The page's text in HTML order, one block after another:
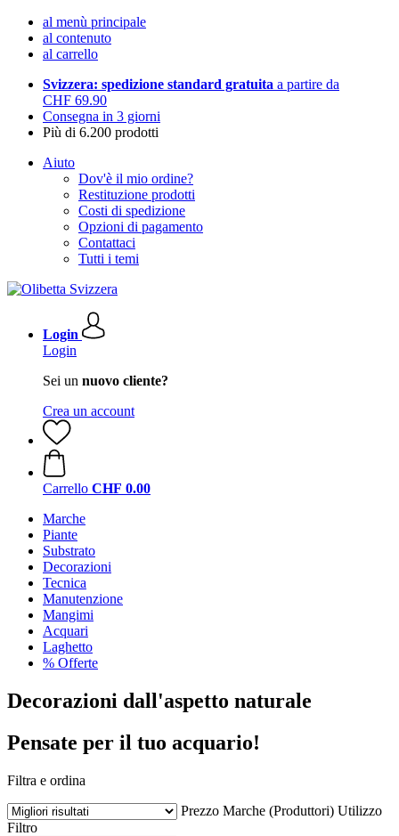
al menù principale
al contenuto
al carrello
Svizzera: spedizione standard gratuita a partire da
CHF 69.90
Consegna in 3 giorni
Più di 6.200 prodotti
Aiuto
Dov'è il mio ordine?
Restituzione prodotti
Costi di spedizione
Opzioni di pagamento
Contattaci
Tutti i temi
Login
Login
Sei un nuovo cliente?
Crea un account
Carrello CHF 0.00
Marche
Piante
Substrato
Decorazioni
Tecnica
Manutenzione
Mangimi
Acquari
Laghetto
% Offerte
Decorazioni dall'aspetto naturale
Pensate per il tuo acquario!
Filtra e ordina
Prezzo Marche (Produttori) Utilizzo
Filtro